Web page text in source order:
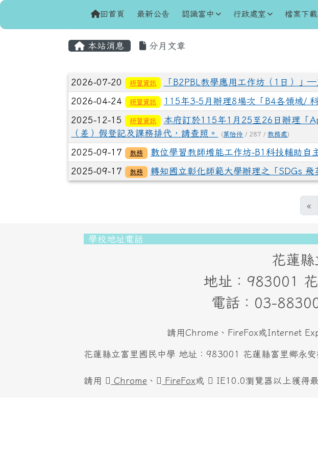
跳至主內容區
花蓮縣立富里國民中學
導覽列 回首頁 最新公告 認識富中 行政處室 檔案下載
主內容區域
本站消息 分月文章
文章列表
2026-07-20 研習資訊 「B2PBL教學應用工作坊（1日）」—
2026-04-24 研習資訊 115年3-5月辦理8場次「B4各領域/
2025-12-15 研習資訊
本府訂於115年1月25至26日辦理「
（差）假登記及課務排代，請查照。
(葉怡伶 / 287 /教務處)
2025-09-17 教務 數位學習教師增能工作坊-B1科技輔助自
2025-09-17 教務 轉知國立彰化師範大學辦理之「SDGs
«
頁尾區域內容
學校地址電話
花蓮縣
地址：983001
電話：03-
請用Chrome、FireFox或Internet
花蓮縣立富里國民中學 地址：983001 花蓮縣富里鄉永
請用 Chrome 、 FireFox或 IE10.0瀏覽器以上獲得